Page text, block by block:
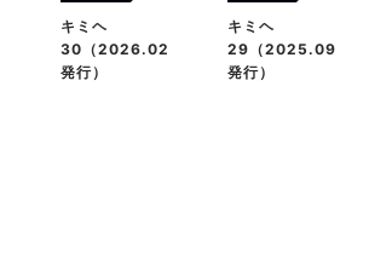
キミヘ
30（2026.02
発行）
キミヘ
29（2025.09
発行）